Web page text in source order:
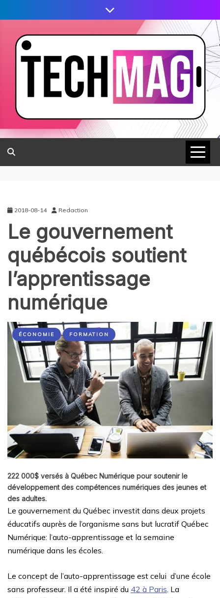
2018-08-14 Redaction
Le gouvernement
québécois soutient
l’apprentissage
numérique
ÉCONOMIE FORMATION
222 000$ versés à Québec Numérique pour soutenir le
développement des compétences numériques des jeunes et
des adultes.
Le gouvernement du Québec investit dans deux projets
éducatifs auprès de l’organisme sans but lucratif Québec
Numérique: l’auto-apprentissage et la semaine
numérique dans les écoles.
Le concept de l’auto-apprentissage est celui d’une école
sans professeur. Il a été inspiré du 42 à Paris . La